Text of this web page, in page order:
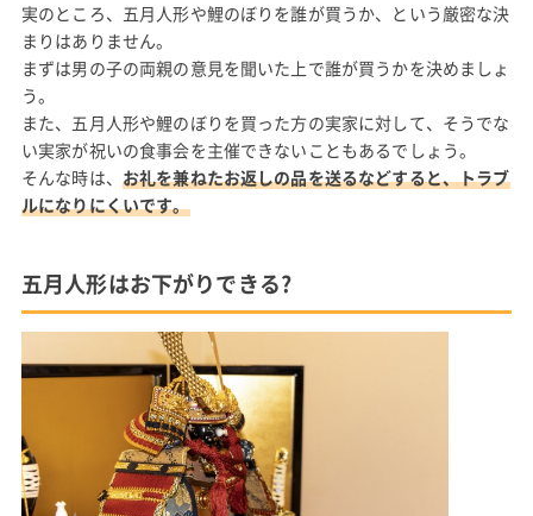
実のところ、五月人形や鯉のぼりを誰が買うか、という厳密な決
まりはありません。
まずは男の子の両親の意見を聞いた上で誰が買うかを決めましょ
う。
また、五月人形や鯉のぼりを買った方の実家に対して、そうでな
い実家が祝いの食事会を主催できないこともあるでしょう。
そんな時は、 お礼を兼ねたお返しの品を送るなどすると、トラブ
ルになりにくいです。
五月人形はお下がりできる?